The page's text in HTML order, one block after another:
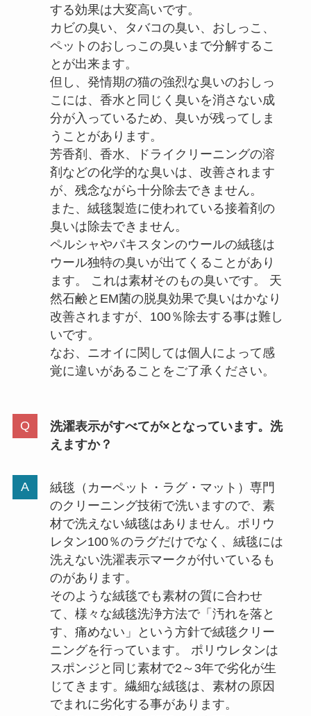
する効果は大変高いです。
カビの臭い、タバコの臭い、おしっこ、
ペットのおしっこの臭いまで分解するこ
とが出来ます。
但し、発情期の猫の強烈な臭いのおしっ
こには、香水と同じく臭いを消さない成
分が入っているため、臭いが残ってしま
うことがあります。
芳香剤、香水、ドライクリーニングの溶
剤などの化学的な臭いは、改善されます
が、残念ながら十分除去できません。
また、絨毯製造に使われている接着剤の
臭いは除去できません。
ペルシャやパキスタンのウールの絨毯は
ウール独特の臭いが出てくることがあり
ます。 これは素材そのもの臭いです。 天
然石鹸とEM菌の脱臭効果で臭いはかなり
改善されますが、100％除去する事は難し
いです。
なお、ニオイに関しては個人によって感
覚に違いがあることをご了承ください。
洗濯表示がすべてが×となっています。洗
えますか？
絨毯（カーペット・ラグ・マット）専門
のクリーニング技術で洗いますので、素
材で洗えない絨毯はありません。ポリウ
レタン100％のラグだけでなく、絨毯には
洗えない洗濯表示マークが付いているも
のがあります。
そのような絨毯でも素材の質に合わせ
て、様々な絨毯洗浄方法で「汚れを落と
す、痛めない」という方針で絨毯クリー
ニングを行っています。 ポリウレタンは
スポンジと同じ素材で2～3年で劣化が生
じてきます。繊細な絨毯は、素材の原因
でまれに劣化する事があります。